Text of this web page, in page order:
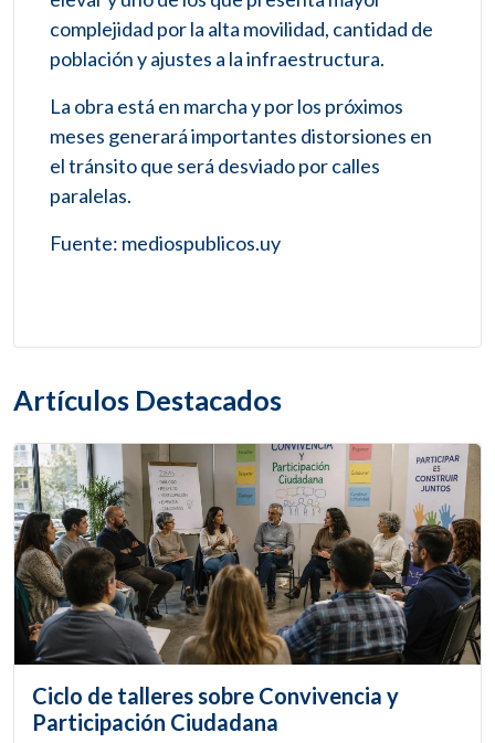
complejidad por la alta movilidad, cantidad de
población y ajustes a la infraestructura.
La obra está en marcha y por los próximos
meses generará importantes distorsiones en
el tránsito que será desviado por calles
paralelas.
Fuente: mediospublicos.uy
Artículos Destacados
Ciclo de talleres sobre Convivencia y
Participación Ciudadana